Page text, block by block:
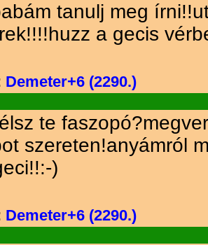
tanulj meg
a gecis
Demeter+6 (2290.)
te
szereten!anyámról
)
Demeter+6 (2290.)